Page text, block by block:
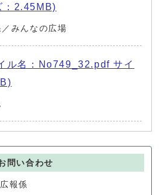
：2.45MB)
みんなの広場
ル名：No749_32.pdf サイ
問い合わせ
報係